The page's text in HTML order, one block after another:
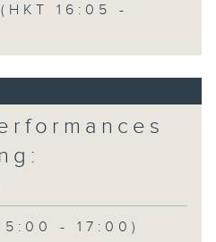
16:05 -
- 17:00)